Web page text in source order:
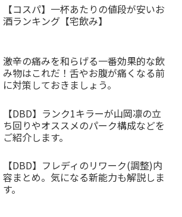
【コスパ】一杯あたりの値段が安いお
酒ランキング【宅飲み】
激辛の痛みを和らげる一番効果的な飲
み物はこれだ！舌やお腹が痛くなる前
に対策しておきましょう。
【DBD】ランク1キラーが山岡凛の立
ち回りやオススメのパーク構成などを
ご紹介します。
【DBD】フレディのリワーク(調整)内
容まとめ。気になる新能力も解説しま
す。